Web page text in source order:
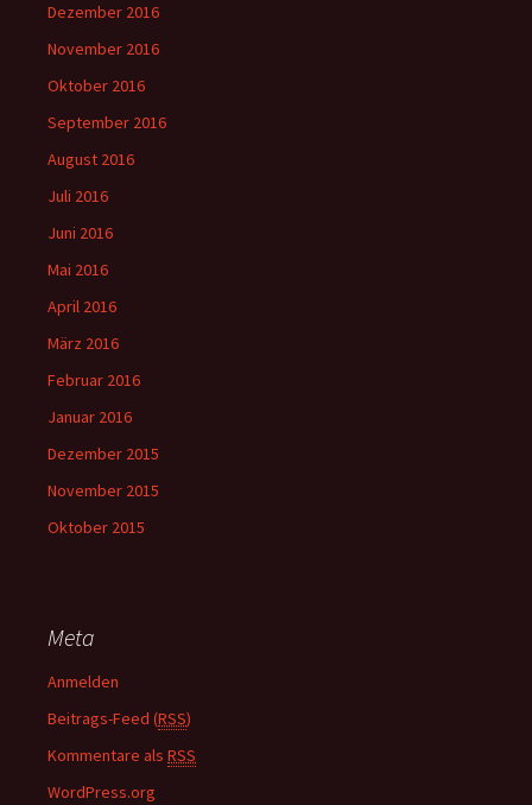
Dezember 2016
November 2016
Oktober 2016
September 2016
August 2016
Juli 2016
Juni 2016
Mai 2016
April 2016
März 2016
Februar 2016
Januar 2016
Dezember 2015
November 2015
Oktober 2015
Meta
Anmelden
Beitrags-Feed (RSS)
Kommentare als RSS
WordPress.org